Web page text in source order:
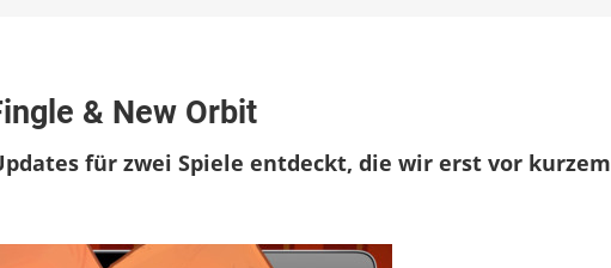
& New Orbit
für zwei Spiele entdeckt, die wir erst vor kurzem